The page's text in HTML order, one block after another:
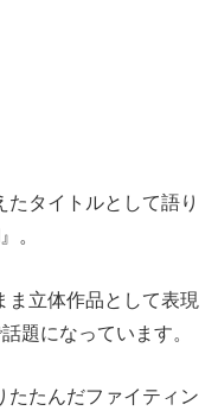
タイトルとして語り
』。
立体作品として表現
題になっています。
たたんだファイティン